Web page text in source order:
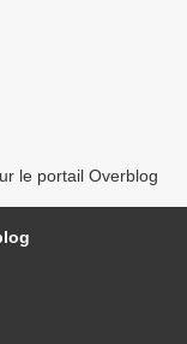
le portail Overblog